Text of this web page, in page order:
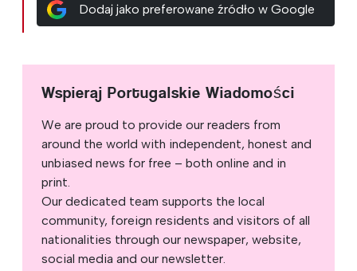
Dodaj jako preferowane źródło w Google
Wspieraj Portugalskie Wiadomości
We are proud to provide our readers from
around the world with independent, honest and
unbiased news for free – both online and in
print.
Our dedicated team supports the local
community, foreign residents and visitors of all
nationalities through our newspaper, website,
social media and our newsletter.